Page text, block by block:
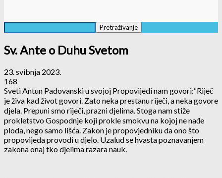
Sv. Ante o Duhu Svetom
23. svibnja 2023.
168
Sveti Antun Padovanski u svojoj Propovijedi nam govori:“Riječ
je živa kad život govori. Zato neka prestanu riječi, a neka govore
djela. Prepuni smo riječi, prazni djelima. Stoga nam stiže
prokletstvo Gospodnje koji prokle smokvu na kojoj ne nađe
ploda, nego samo lišća. Zakon je propovjedniku da ono što
propovijeda provodi u djelo. Uzalud se hvasta poznavanjem
zakona onaj tko djelima razara nauk.